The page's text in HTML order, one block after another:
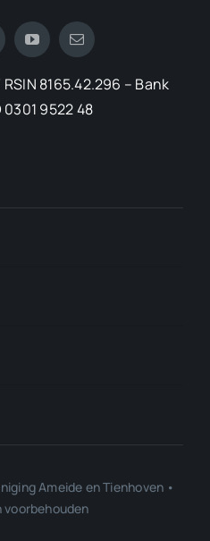
8165.42.296 – Bank
0301 9522 48
Ameide en Tienhoven •
voorbehouden